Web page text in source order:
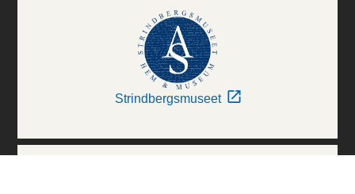
Strindbergsmuseet